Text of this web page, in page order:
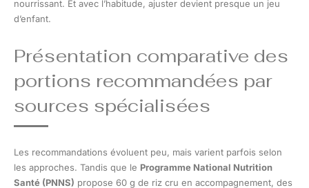
nourrissant. Et avec l’habitude, ajuster devient presque un jeu
d’enfant.
Présentation comparative des
portions recommandées par
sources spécialisées
Les recommandations évoluent peu, mais varient parfois selon
les approches. Tandis que le Programme National Nutrition
Santé (PNNS) propose 60 g de riz cru en accompagnement, des